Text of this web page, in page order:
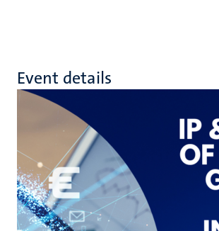
Event details